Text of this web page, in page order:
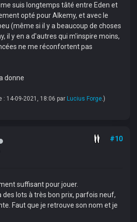
suis longtemps tâté entre Eden et
opté pour Alkemy, et avec le
(même si il y a beaucoup de choses
il y en a d'autres qui m'inspire moins,
ne me réconfortent pas
donne
14-09-2021, 18:06 par Lucius Forge.)
#10
suffisant pour jouer.
des lots à très bon prix, parfois neuf,
Faut que je retrouve son nom et je